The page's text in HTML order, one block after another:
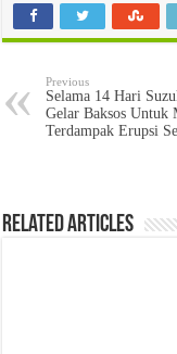
Previous
Selama 14 Hari
Gelar Baksos Untuk
Terdampak Erupsi
Related Articles